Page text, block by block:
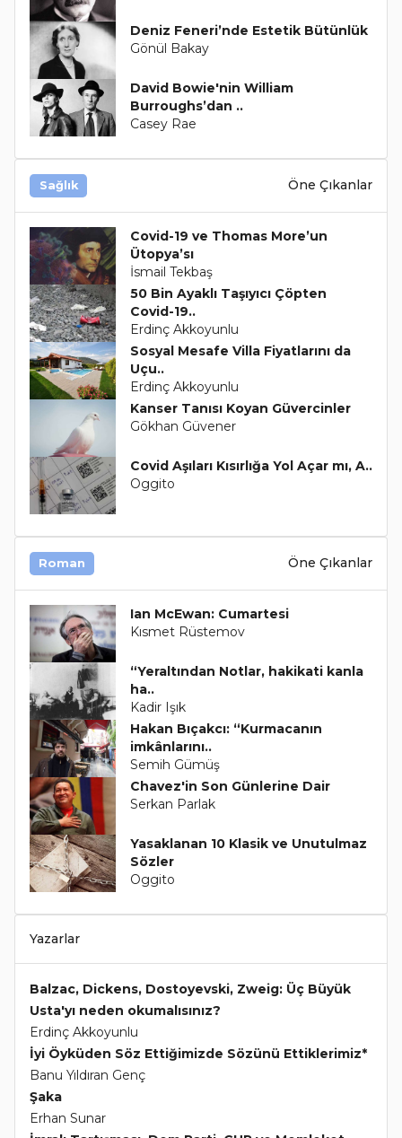
Deniz Feneri’nde Estetik Bütünlük
Gönül Bakay
David Bowie'nin William
Burroughs’dan ..
Casey Rae
Sağlık Öne Çıkanlar
Covid-19 ve Thomas More’un
Ütopya’sı
İsmail Tekbaş
50 Bin Ayaklı Taşıyıcı Çöpten
Covid-19..
Erdinç Akkoyunlu
Sosyal Mesafe Villa Fiyatlarını da
Uçu..
Erdinç Akkoyunlu
Kanser Tanısı Koyan Güvercinler
Gökhan Güvener
Covid Aşıları Kısırlığa Yol Açar mı, A..
Oggito
Roman Öne Çıkanlar
Ian McEwan: Cumartesi
Kısmet Rüstemov
“Yeraltından Notlar, hakikati kanla
ha..
Kadir Işık
Hakan Bıçakcı: “Kurmacanın
imkânlarını..
Semih Gümüş
Chavez'in Son Günlerine Dair
Serkan Parlak
Yasaklanan 10 Klasik ve Unutulmaz
Sözler
Oggito
Yazarlar
Balzac, Dickens, Dostoyevski, Zweig: Üç Büyük
Usta'yı neden okumalısınız?
Erdinç Akkoyunlu
İyi Öyküden Söz Ettiğimizde Sözünü Ettiklerimiz*
Banu Yıldıran Genç
Şaka
Erhan Sunar